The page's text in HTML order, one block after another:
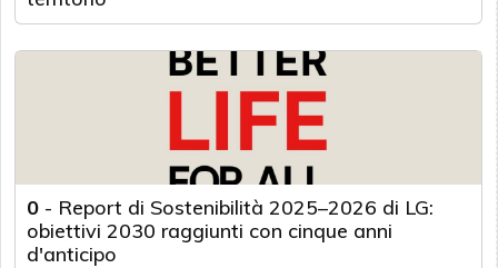
0 - Report di Sostenibilità 2025–2026 di LG:
obiettivi 2030 raggiunti con cinque anni
d'anticipo